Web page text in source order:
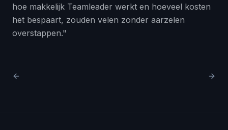
hoe makkelijk Teamleader werkt en hoeveel kosten
het bespaart, zouden velen zonder aarzelen
overstappen."